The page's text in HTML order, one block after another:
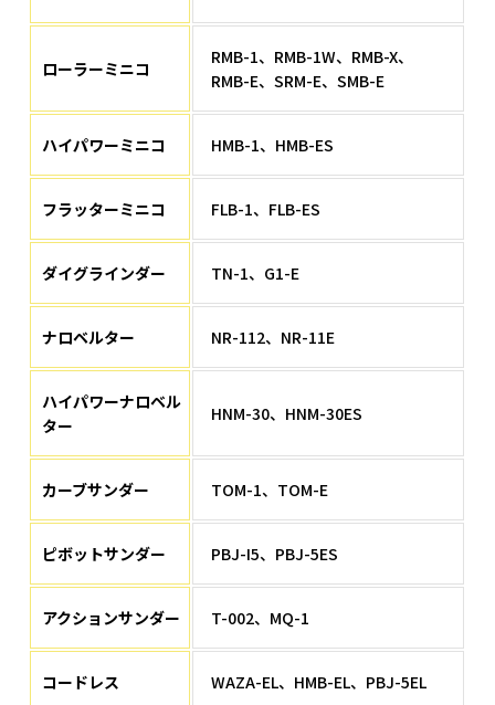
ローラーミニコ
RMB-1、RMB-1W、RMB-X、
RMB-E、SRM-E、SMB-E
ハイパワーミニコ HMB-1、HMB-ES
フラッターミニコ FLB-1、FLB-ES
ダイグラインダー TN-1、G1-E
ナロベルター NR-112、NR-11E
ハイパワーナロベル
ター
HNM-30、HNM-30ES
カーブサンダー TOM-1、TOM-E
ピボットサンダー PBJ-I5、PBJ-5ES
アクションサンダー T-002、MQ-1
コードレス WAZA-EL、HMB-EL、PBJ-5EL